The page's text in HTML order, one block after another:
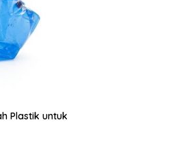
Plastik untuk